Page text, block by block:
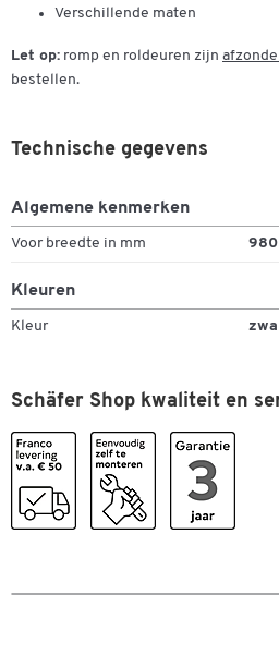
Verschillende maten
Let op: romp en roldeuren zijn
bestellen.
Technische gegevens
Algemene kenmerken
Voor breedte in mm 980
Kleuren
Kleur
Schäfer Shop kwaliteit en